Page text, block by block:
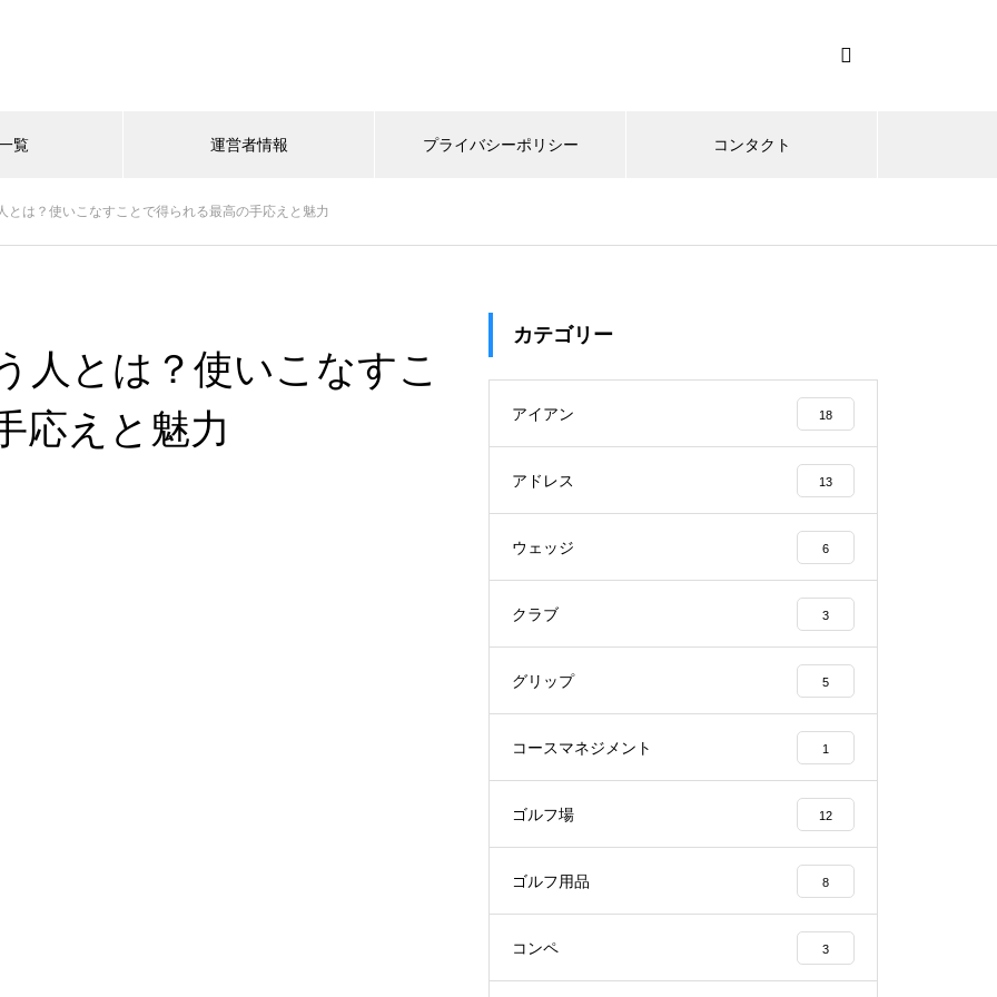
覧 運営者情報 プライバシーポリシー コンタクト
とは？使いこなすことで得られる最高の手応えと魅力
人とは？使いこなすこ
応えと魅力
カテゴリー
アイアン 18
アドレス 13
ウェッジ 6
クラブ 3
グリップ 5
コースマネジメント 1
ゴルフ場 12
ゴルフ用品 8
コンペ 3